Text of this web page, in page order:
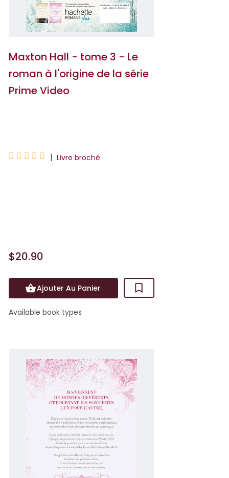
Maxton Hall - tome 3 - Le
roman à l'origine de la série
Prime Video
     | Livre broché
$20.90
Ajouter Au Panier
Available book types